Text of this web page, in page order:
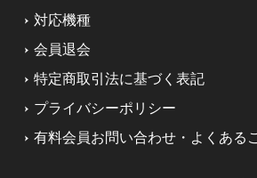
対応機種
会員退会
特定商取引法に基づく表記
プライバシーポリシー
有料会員お問い合わせ・よくある